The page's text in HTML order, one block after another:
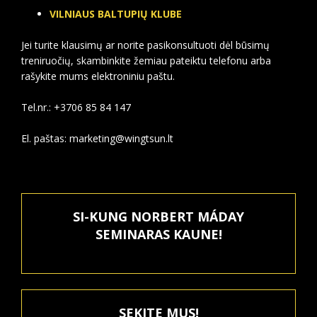
VILNIAUS BALTUPIŲ KLUBE
Jei turite klausimų ar norite pasikonsultuoti dėl būsimų
treniruočių, skambinkite žemiau pateiktu telefonu arba
rašykite mums elektroniniu paštu.
Tel.nr.: +3706 85 84 147
El. paštas: marketing@wingtsun.lt
SI-KUNG NORBERT MÁDAY
SEMINARAS KAUNE!
SEKITE MUS!